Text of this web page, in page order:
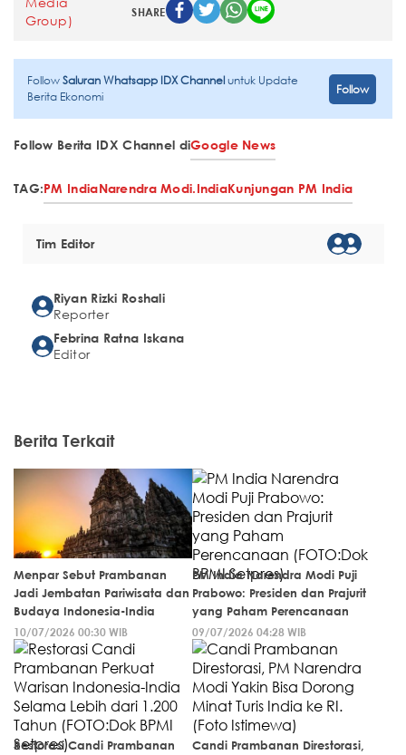
SHARE
FollowSaluran Whatsapp IDX Channeluntuk Update
Berita Ekonomi
Follow
Follow Berita IDX Channel diGoogle News
TAG:PM IndiaNarendra Modi.IndiaKunjungan PM India
Tim Editor
Riyan Rizki Roshali
Reporter
Febrina Ratna Iskana
Editor
Berita Terkait
Menpar Sebut Prambanan
Jadi Jembatan Pariwisata dan
Budaya Indonesia-India
10/07/2026 00:30 WIB
PM India Narendra Modi Puji
Prabowo: Presiden dan Prajurit
yang Paham Perencanaan
09/07/2026 04:28 WIB
Restorasi Candi Prambanan
Candi Prambanan Direstorasi,